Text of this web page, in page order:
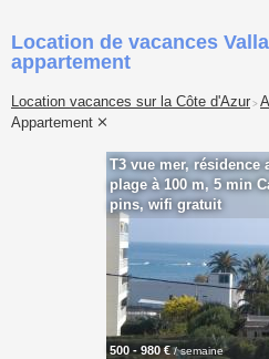
Location de vacances
appartement
Location vacances sur la Côte d'Azur >
Appartement
T3 vue mer, résidence
plage à 100 m, 5 min
pins, wifi gratuit
500 - 980 €/ semaine